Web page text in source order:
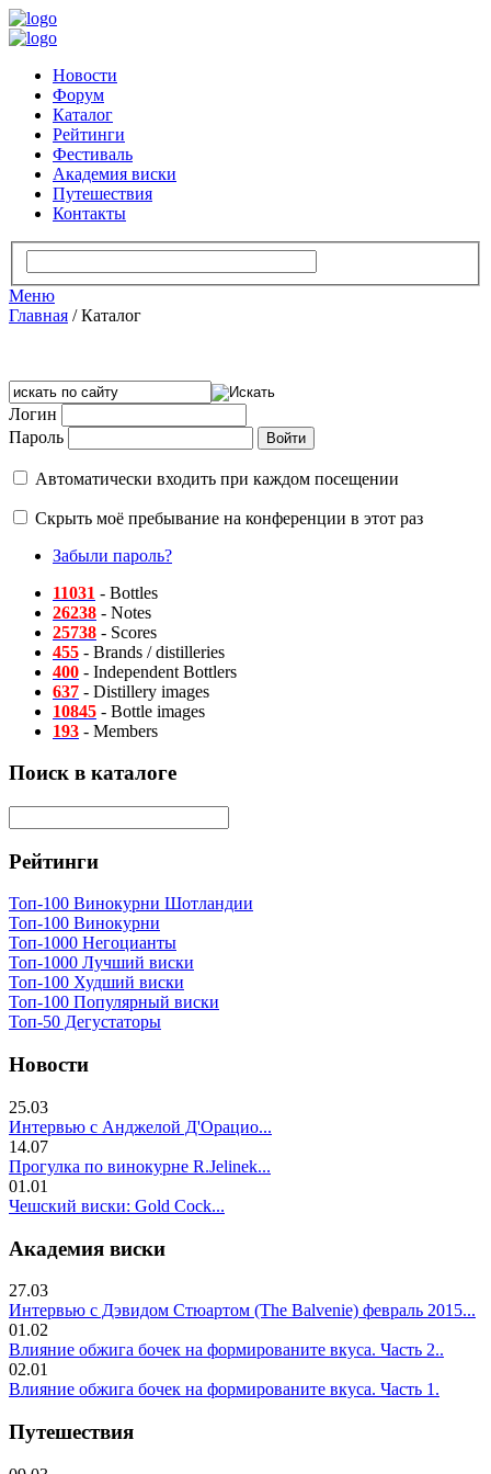
Новости
Форум
Каталог
Рейтинги
Фестиваль
Академия виски
Путешествия
Контакты
Меню
Главная /Каталог
Логин
Пароль
Автоматически входить при каждом посещении
Скрыть моё пребывание на конференции в этот раз
Забыли пароль?
11031 - Bottles
26238 - Notes
25738 - Scores
455 - Brands / distilleries
400 - Independent Bottlers
637 - Distillery images
10845 - Bottle images
193 - Members
Поиск в каталоге
Рейтинги
Топ-100 Винокурни Шотландии
Топ-100 Винокурни
Топ-1000 Негоцианты
Топ-1000 Лучший виски
Топ-100 Худший виски
Топ-100 Популярный виски
Топ-50 Дегустаторы
Новости
25.03
Интервью с Анджелой Д'Орацио...
14.07
Прогулка по винокурне R.Jelinek...
01.01
Чешский виски: Gold Cock...
Академия виски
27.03
Интервью с Дэвидом Стюартом (The Balvenie) февраль 2015...
01.02
Влияние обжига бочек на формированите вкуса. Часть 2..
02.01
Влияние обжига бочек на формированите вкуса. Часть 1.
Путешествия